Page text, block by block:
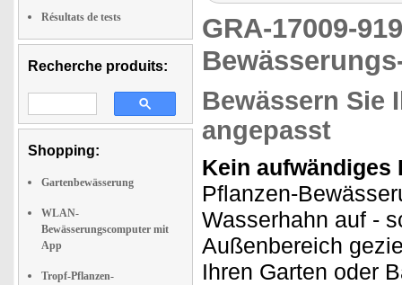
Résultats de tests
Recherche produits:
Shopping:
Gartenbewässerung
WLAN-
Bewässerungscomputer mit
App
Tropf-Pflanzen-
GRA-17009-
Bewässern Sie
angepasst
Kein
Pflanzen-
Wasserhahn auf -
Außenbereich
Ihren Garten oder